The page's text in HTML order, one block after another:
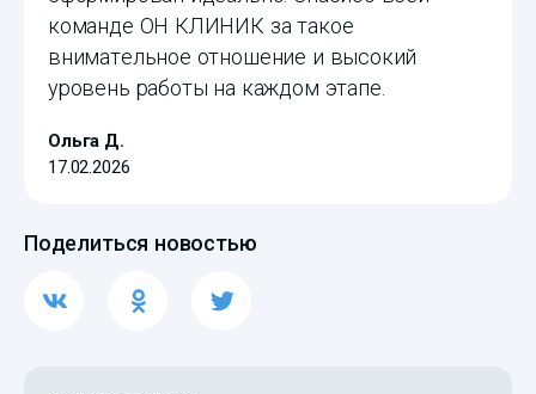
команде ОН КЛИНИК за такое
внимательное отношение и высокий
уровень работы на каждом этапе.
Ольга Д.
17.02.2026
Поделиться новостью